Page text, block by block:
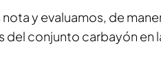
y evaluamos, de
del conjunto carbayón en